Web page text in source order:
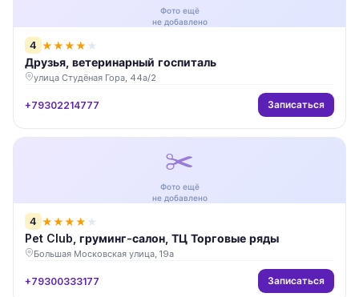
Фото ещё
не добавлено
4 ★★★★ ★
Друзья, ветеринарный госпиталь
улица Студёная Гора, 44а/2
+79302214777 Записаться
✂️
Фото ещё
не добавлено
4 ★★★★ ★
Pet Club, груминг-салон, ТЦ Торговые ряды
Большая Московская улица, 19а
+79300333177 Записаться